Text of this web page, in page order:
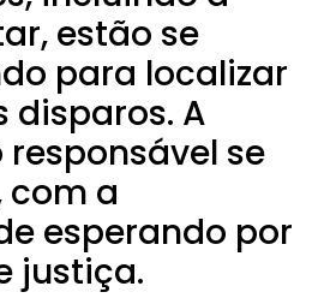
estão se
para localizar
disparos. A
se
com a
esperando por
justiça.